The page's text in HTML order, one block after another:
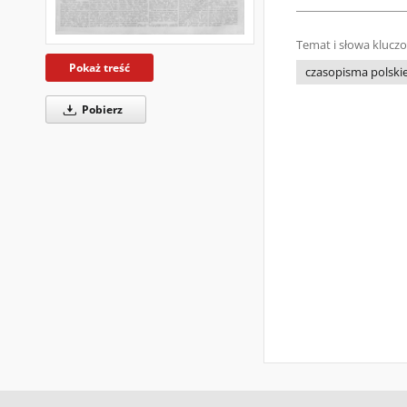
Pokaż treść
Pobierz
Temat i słowa
czasopisma